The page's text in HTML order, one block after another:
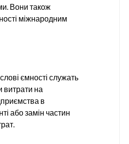
Вони також
міжнародним
ємності служать
на
в
або замін частин